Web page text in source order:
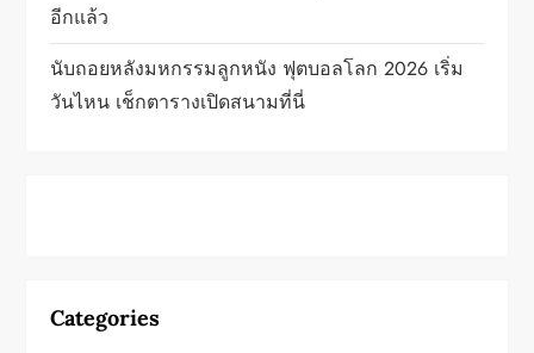
อีกแล้ว
นับถอยหลังมหกรรมลูกหนัง ฟุตบอลโลก 2026 เริ่ม
วันไหน เช็กตารางเปิดสนามที่นี่
Categories